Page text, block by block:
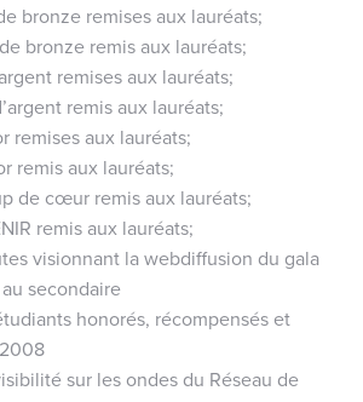
bronze remises aux lauréats;
bronze remis aux lauréats;
remises aux lauréats;
remis aux lauréats;
remises aux lauréats;
remis aux lauréats;
de cœur remis aux lauréats;
remis aux lauréats;
visionnant la webdiffusion du gala
secondaire
honorés, récompensés et
sur les ondes du Réseau de